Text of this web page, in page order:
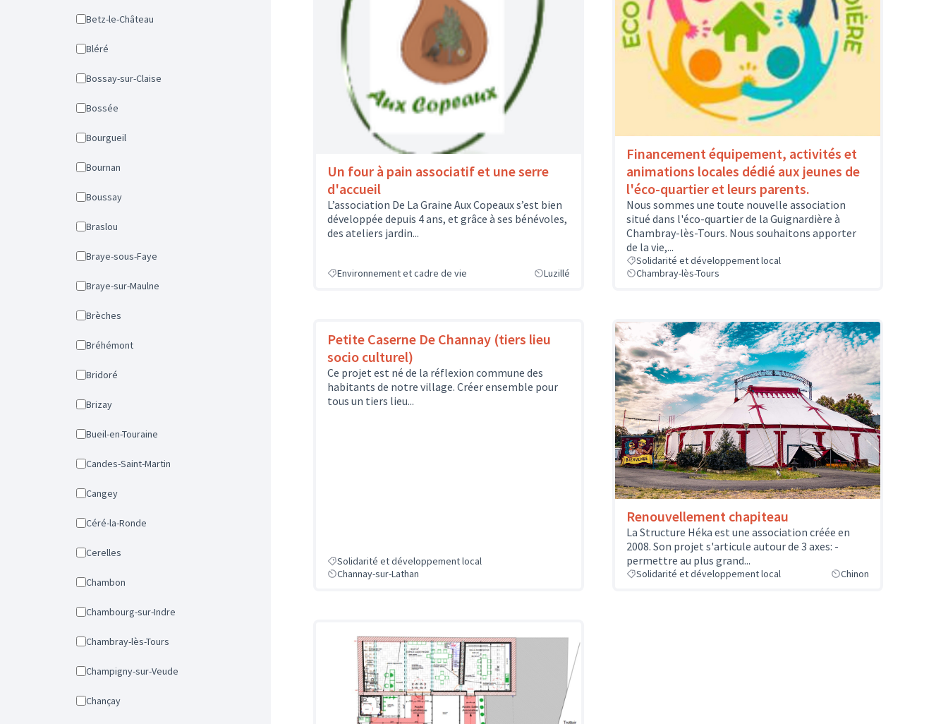
Betz-le-Château
Bléré
Bossay-sur-Claise
Bossée
Bourgueil
Bournan
Boussay
Braslou
Braye-sous-Faye
Braye-sur-Maulne
Brèches
Bréhémont
Bridoré
Brizay
Bueil-en-Touraine
Candes-Saint-Martin
Cangey
Céré-la-Ronde
Cerelles
Chambon
Chambourg-sur-Indre
Chambray-lès-Tours
Champigny-sur-Veude
Chançay
Un four à pain associatif et une serre
d'accueil
L’association De La Graine Aux Copeaux s’est bien
développée depuis 4 ans, et grâce à ses bénévoles,
des ateliers jardin...
Environnement et cadre de vie Luzillé
Financement équipement, activités et
animations locales dédié aux jeunes de
l'éco-quartier et leurs parents.
Nous sommes une toute nouvelle association
situé dans l'éco-quartier de la Guignardière à
Chambray-lès-Tours. Nous souhaitons apporter
de la vie,...
Solidarité et développement local
Chambray-lès-Tours
Petite Caserne De Channay (tiers lieu
socio culturel)
Ce projet est né de la réflexion commune des
habitants de notre village. Créer ensemble pour
tous un tiers lieu...
Solidarité et développement local
Channay-sur-Lathan
Renouvellement chapiteau
La Structure Héka est une association créée en
2008. Son projet s'articule autour de 3 axes: -
permettre au plus grand...
Solidarité et développement local Chinon